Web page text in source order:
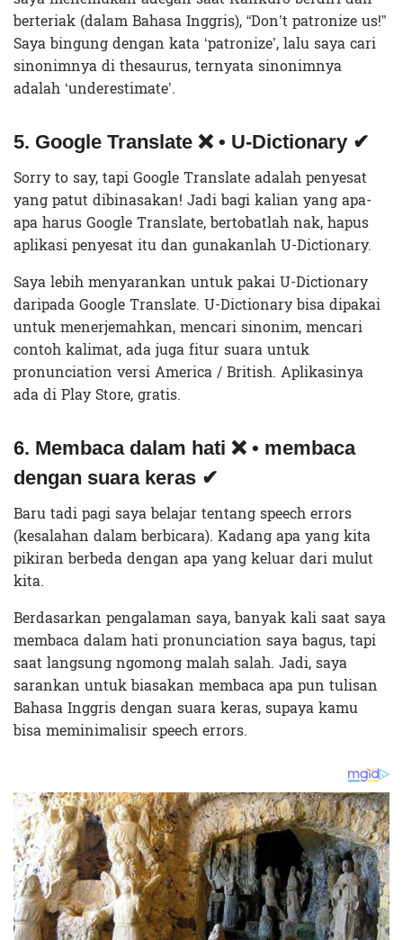
berteriak (dalam Bahasa Inggris), “Don’t patronize us!”
Saya bingung dengan kata ‘patronize’, lalu saya cari
sinonimnya di thesaurus, ternyata sinonimnya
adalah ‘underestimate’.
5. Google Translate ❌ • U-Dictionary ✔
Sorry to say, tapi Google Translate adalah penyesat
yang patut dibinasakan! Jadi bagi kalian yang apa-
apa harus Google Translate, bertobatlah nak, hapus
aplikasi penyesat itu dan gunakanlah U-Dictionary.
Saya lebih menyarankan untuk pakai U-Dictionary
daripada Google Translate. U-Dictionary bisa dipakai
untuk menerjemahkan, mencari sinonim, mencari
contoh kalimat, ada juga fitur suara untuk
pronunciation versi America / British. Aplikasinya
ada di Play Store, gratis.
6. Membaca dalam hati ❌ • membaca
dengan suara keras ✔
Baru tadi pagi saya belajar tentang speech errors
(kesalahan dalam berbicara). Kadang apa yang kita
pikiran berbeda dengan apa yang keluar dari mulut
kita.
Berdasarkan pengalaman saya, banyak kali saat saya
membaca dalam hati pronunciation saya bagus, tapi
saat langsung ngomong malah salah. Jadi, saya
sarankan untuk biasakan membaca apa pun tulisan
Bahasa Inggris dengan suara keras, supaya kamu
bisa meminimalisir speech errors.